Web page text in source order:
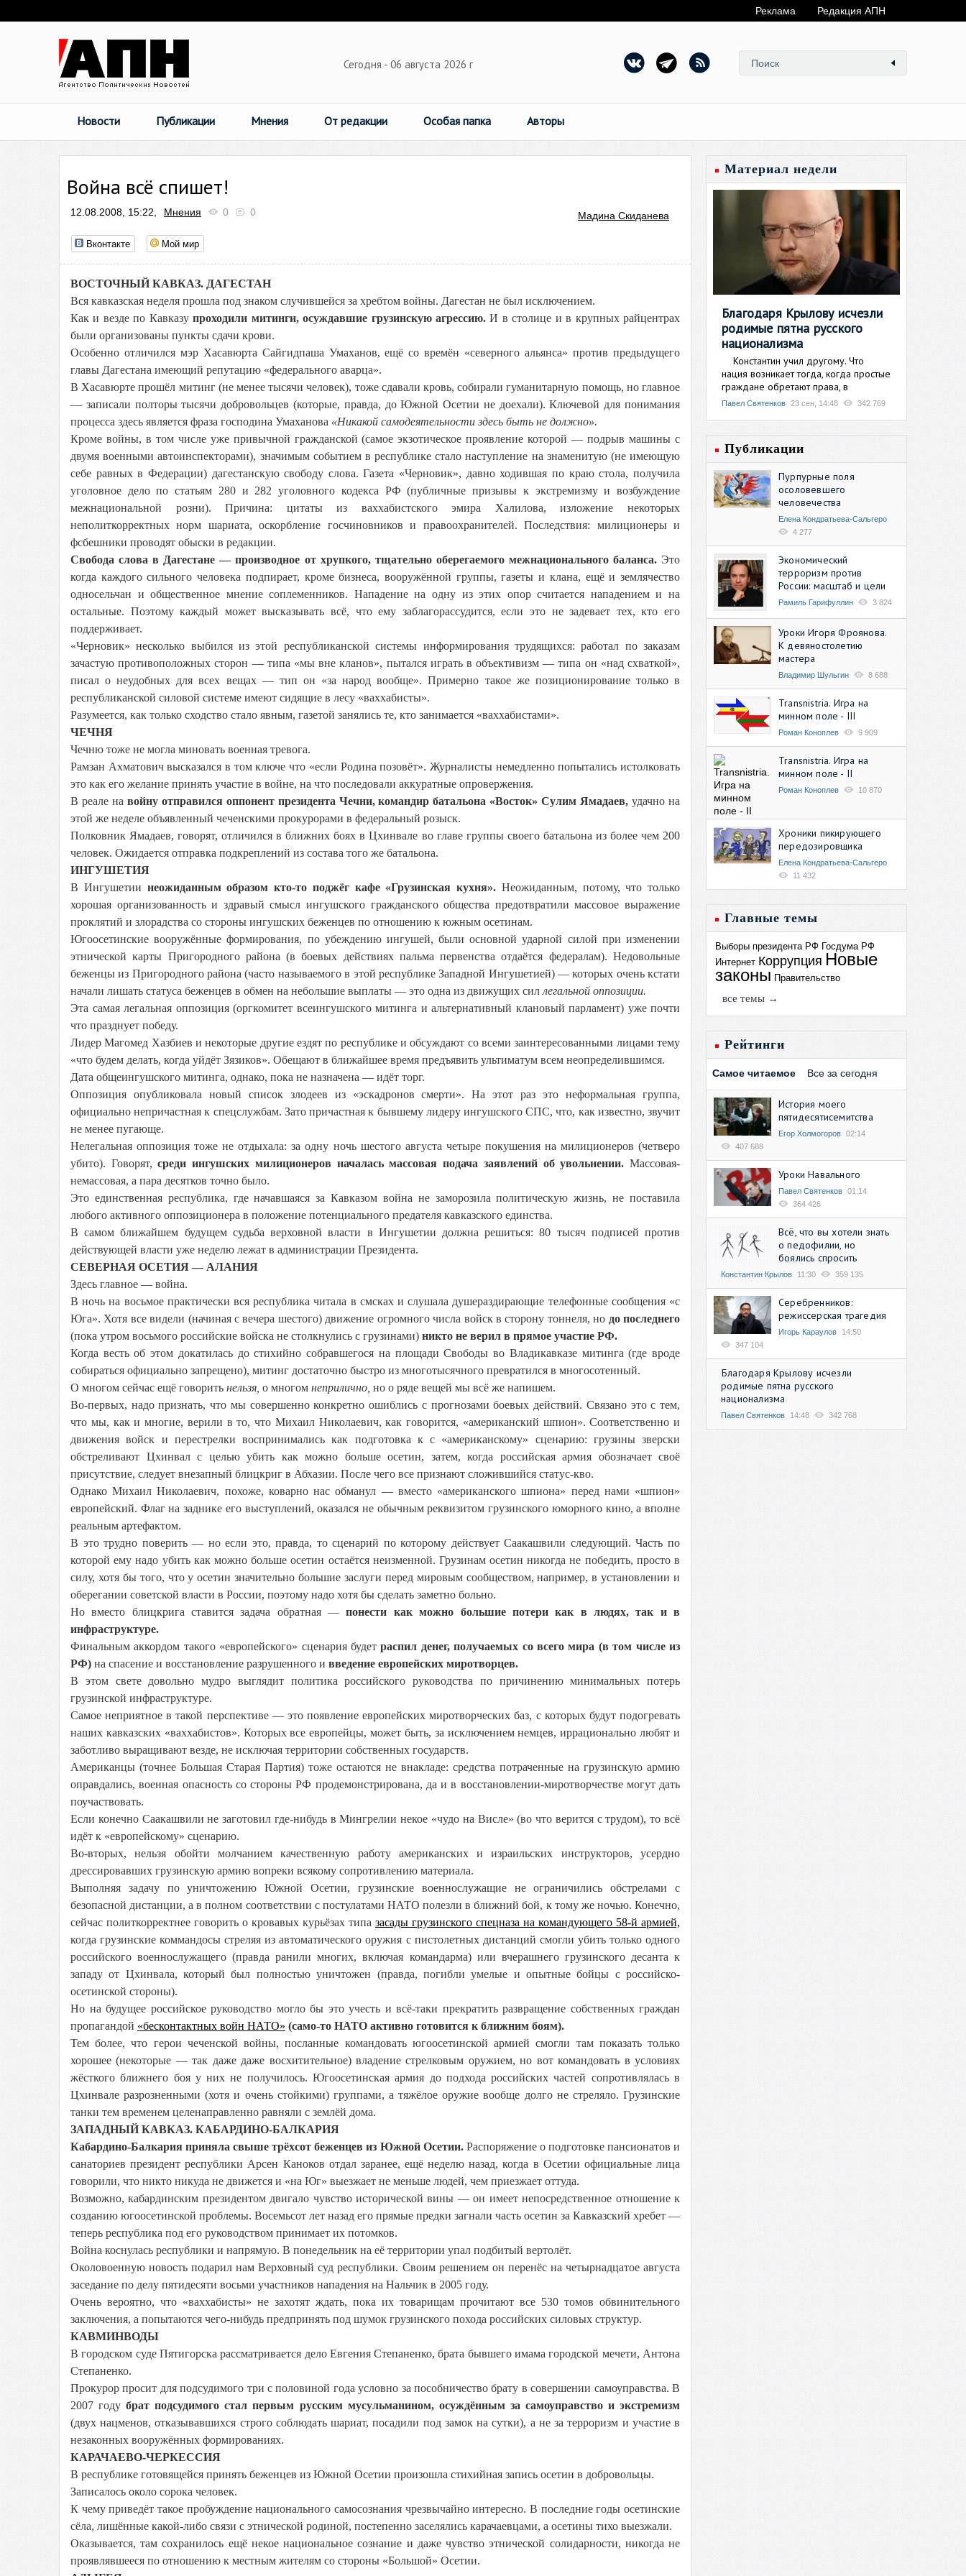
Реклама Редакция АПН
Сегодня - 06 августа 2026 г
Новости Публикации Мнения От редакции Особая папка Авторы
Война всё спишет!
12.08.2008, 15:22, Мнения 0 0 Мадина Скиданева
Вконтакте Мой мир
ВОСТОЧНЫЙ КАВКАЗ. ДАГЕСТАН
Вся кавказская неделя прошла под знаком случившейся за хребтом войны. Дагестан не был исключением.
Как и везде по Кавказупроходили митинги, осуждавшие грузинскую агрессию.И в столице и в крупных райцентрах
были организованы пункты сдачи крови.
Особенно отличился мэр Хасавюрта Сайгидпаша Умаханов, ещё со времён «северного альянса» против предыдущего
главы Дагестана имеющий репутацию «федерального аварца».
В Хасавюрте прошёл митинг (не менее тысячи человек), тоже сдавали кровь, собирали гуманитарную помощь, но главное
— записали полторы тысячи добровольцев (которые, правда, до Южной Осетии не доехали). Ключевой для понимания
процесса здесь является фраза господина Умаханова «Никакой самодеятельности здесь быть не должно».
Кроме войны, в том числе уже привычной гражданской (самое экзотическое проявление которой — подрыв машины с
двумя военными автоинспекторами), значимым событием в республике стало наступление на знаменитую (не имеющую
себе равных в Федерации) дагестанскую свободу слова. Газета «Черновик», давно ходившая по краю стола, получила
уголовное дело по статьям 280 и 282 уголовного кодекса РФ (публичные призывы к экстремизму и возбуждение
межнациональной розни). Причина: цитаты из ваххабистского эмира Халилова, изложение некоторых
неполиткорректных норм шариата, оскорбление госчиновников и правоохранителей. Последствия: милиционеры и
фсбешники проводят обыски в редакции.
Свобода слова в Дагестане — производное от хрупкого, тщательно оберегаемого межнационального баланса.Это
когда каждого сильного человека подпирает, кроме бизнеса, вооружённой группы, газеты и клана, ещё и землячество
односельчан и общественное мнение соплеменников. Нападение на одну из этих опор считается нападением и на
остальные. Поэтому каждый может высказывать всё, что ему заблагорассудится, если это не задевает тех, кто его
поддерживает.
«Черновик» несколько выбился из этой республиканской системы информирования трудящихся: работал по заказам
зачастую противоположных сторон — типа «мы вне кланов», пытался играть в объективизм — типа он «над схваткой»,
писал о неудобных для всех вещах — тип он «за народ вообще». Примерно такое же позиционирование только в
республиканской силовой системе имеют сидящие в лесу «ваххабисты».
Разумеется, как только сходство стало явным, газетой занялись те, кто занимается «ваххабистами».
ЧЕЧНЯ
Чечню тоже не могла миновать военная тревога.
Рамзан Ахматович высказался в том ключе что «если Родина позовёт». Журналисты немедленно попытались истолковать
это как его желание принять участие в войне, на что последовали аккуратные опровержения.
В реале на войну отправился оппонент президента Чечни, командир батальона «Восток» Сулим Ямадаев, удачно на
этой же неделе объявленный чеченскими прокурорами в федеральный розыск.
Полковник Ямадаев, говорят, отличился в ближних боях в Цхинвале во главе группы своего батальона из более чем 200
человек. Ожидается отправка подкреплений из состава того же батальона.
ИНГУШЕТИЯ
В Ингушетии неожиданным образом кто-то поджёг кафе «Грузинская кухня». Неожиданным, потому, что только
хорошая организованность и здравый смысл ингушского гражданского общества предотвратили массовое выражение
проклятий и злорадства со стороны ингушских беженцев по отношению к южным осетинам.
Югоосетинские вооружённые формирования, по убеждению ингушей, были основной ударной силой при изменении
этнической карты Пригородного района (в боевых действиях пальма первенства отдаётся федералам). Недовольные
беженцы из Пригородного района (часто называемого в этой республике Западной Ингушетией) — которых очень кстати
начали лишать статуса беженцев в обмен на небольшие выплаты — это одна из движущих сил легальной оппозиции.
Эта самая легальная оппозиция (оргкомитет всеингушского митинга и альтернативный клановый парламент) уже почти
что празднует победу.
Лидер Магомед Хазбиев и некоторые другие ездят по республике и обсуждают со всеми заинтересованными лицами тему
«что будем делать, когда уйдёт Зязиков». Обещают в ближайшее время предъявить ультиматум всем неопределившимся.
Дата общеингушского митинга, однако, пока не назначена — идёт торг.
Оппозиция опубликовала новый список злодеев из «эскадронов смерти». На этот раз это неформальная группа,
официально непричастная к спецслужбам. Зато причастная к бывшему лидеру ингушского СПС, что, как известно, звучит
не менее пугающе.
Нелегальная оппозиция тоже не отдыхала: за одну ночь шестого августа четыре покушения на милиционеров (четверо
убито). Говорят,среди ингушских милиционеров началась массовая подача заявлений об увольнении.Массовая-
немассовая, а пара десятков точно было.
Это единственная республика, где начавшаяся за Кавказом война не заморозила политическую жизнь, не поставила
любого активного оппозиционера в положение потенциального предателя кавказского единства.
В самом ближайшем будущем судьба верховной власти в Ингушетии должна решиться: 80 тысяч подписей против
действующей власти уже неделю лежат в администрации Президента.
СЕВЕРНАЯ ОСЕТИЯ — АЛАНИЯ
Здесь главное — война.
В ночь на восьмое практически вся республика читала в смсках и слушала душераздирающие телефонные сообщения «с
Юга». Хотя все видели (начиная с вечера шестого) движение огромного числа войск в сторону тоннеля, но до последнего
(пока утром восьмого российские войска не столкнулись с грузинами) никто не верил в прямое участие РФ.
Когда весть об этом докатилась до стихийно собравшегося на площади Свободы во Владикавказе митинга (где вроде
собираться официально запрещено), митинг достаточно быстро из многотысячного превратился в многосотенный.
О многом сейчас ещё говорить нельзя, о многом неприлично, но о ряде вещей мы всё же напишем.
Во-первых, надо признать, что мы совершенно конкретно ошиблись с прогнозами боевых действий. Связано это с тем,
что мы, как и многие, верили в то, что Михаил Николаевич, как говорится, «американский шпион». Соответственно и
движения войск и перестрелки воспринимались как подготовка к с «американскому» сценарию: грузины зверски
обстреливают Цхинвал с целью убить как можно больше осетин, затем, когда российская армия обозначает своё
присутствие, следует внезапный блицкриг в Абхазии. После чего все признают сложившийся статус-кво.
Однако Михаил Николаевич, похоже, коварно нас обманул — вместо «американского шпиона» перед нами «шпион»
европейский. Флаг на заднике его выступлений, оказался не обычным реквизитом грузинского юморного кино, а вполне
реальным артефактом.
В это трудно поверить — но если это, правда, то сценарий по которому действует Саакашвили следующий. Часть по
которой ему надо убить как можно больше осетин остаётся неизменной. Грузинам осетин никогда не победить, просто в
силу, хотя бы того, что у осетин значительно большие заслуги перед мировым сообществом, например, в установлении и
оберегании советской власти в России, поэтому надо хотя бы сделать заметно больно.
Но вместо блицкрига ставится задача обратная —понести как можно большие потери как в людях, так и в
инфраструктуре.
Финальным аккордом такого «европейского» сценария будетраспил денег, получаемых со всего мира (в том числе из
РФ) на спасение и восстановление разрушенного и введение европейских миротворцев.
В этом свете довольно мудро выглядит политика российского руководства по причинению минимальных потерь
грузинской инфраструктуре.
Самое неприятное в такой перспективе — это появление европейских миротворческих баз, с которых будут подогревать
наших кавказских «ваххабистов». Которых все европейцы, может быть, за исключением немцев, иррационально любят и
заботливо выращивают везде, не исключая территории собственных государств.
Американцы (точнее Большая Старая Партия) тоже остаются не внакладе: средства потраченные на грузинскую армию
оправдались, военная опасность со стороны РФ продемонстрирована, да и в восстановлении-миротворчестве могут дать
поучаствовать.
Если конечно Саакашвили не заготовил где-нибудь в Мингрелии некое «чудо на Висле» (во что верится с трудом), то всё
идёт к «европейскому» сценарию.
Во-вторых, нельзя обойти молчанием качественную работу американских и израильских инструкторов, усердно
дрессировавших грузинскую армию вопреки всякому сопротивлению материала.
Выполняя задачу по уничтожению Южной Осетии, грузинские военнослужащие не ограничились обстрелами с
безопасной дистанции, а в полном соответствии с постулатами НАТО полезли в ближний бой, к тому же ночью. Конечно,
сейчас политкорректнее говорить о кровавых курьёзах типа засады грузинского спецназа на командующего 58-й армией,
когда грузинские коммандосы стреляя из автоматического оружия с пистолетных дистанций смогли убить только одного
российского военнослужащего (правда ранили многих, включая командарма) или вчерашнего грузинского десанта к
западу от Цхинвала, который был полностью уничтожен (правда, погибли умелые и опытные бойцы с российско-
осетинской стороны).
Но на будущее российское руководство могло бы это учесть и всё-таки прекратить развращение собственных граждан
пропагандой «бесконтактных войн НАТО» (само-то НАТО активно готовится к ближним боям).
Тем более, что герои чеченской войны, посланные командовать югоосетинской армией смогли там показать только
хорошее (некоторые — так даже даже восхитительное) владение стрелковым оружием, но вот командовать в условиях
жёсткого ближнего боя у них не получилось. Югоосетинская армия до подхода российских частей сопротивлялась в
Цхинвале разрозненными (хотя и очень стойкими) группами, а тяжёлое оружие вообще долго не стреляло. Грузинские
танки тем временем целенаправленно равняли с землёй дома.
ЗАПАДНЫЙ КАВКАЗ. КАБАРДИНО-БАЛКАРИЯ
Кабардино-Балкария приняла свыше трёхсот беженцев из Южной Осетии.Распоряжение о подготовке пансионатов и
санаториев президент республики Арсен Каноков отдал заранее, ещё неделю назад, когда в Осетии официальные лица
говорили, что никто никуда не движется и «на Юг» выезжает не меньше людей, чем приезжает оттуда.
Возможно, кабардинским президентом двигало чувство исторической вины — он имеет непосредственное отношение к
созданию югоосетинской проблемы. Восемьсот лет назад его прямые предки загнали часть осетин за Кавказский хребет —
теперь республика под его руководством принимает их потомков.
Война коснулась республики и напрямую. В понедельник на её территории упал подбитый вертолёт.
Околовоенную новость подарил нам Верховный суд республики. Своим решением он перенёс на четырнадцатое августа
заседание по делу пятидесяти восьми участников нападения на Нальчик в 2005 году.
Очень вероятно, что «ваххабисты» не захотят ждать, пока их товарищам прочитают все 530 томов обвинительного
заключения, а попытаются чего-нибудь предпринять под шумок грузинского похода российских силовых структур.
КАВМИНВОДЫ
В городском суде Пятигорска рассматривается дело Евгения Степаненко, брата бывшего имама городской мечети, Антона
Степаненко.
Прокурор просит для подсудимого три с половиной года условно за пособничество брату в совершении самоуправства. В
2007 годубрат подсудимого стал первым русским мусульманином, осуждённым за самоуправство и экстремизм
(двух нацменов, отказывавшихся строго соблюдать шариат, посадили под замок на сутки), а не за терроризм и участие в
незаконных вооружённых формированиях.
КАРАЧАЕВО-ЧЕРКЕССИЯ
В республике готовящейся принять беженцев из Южной Осетии произошла стихийная запись осетин в добровольцы.
Записалось около сорока человек.
К чему приведёт такое пробуждение национального самосознания чрезвычайно интересно. В последние годы осетинские
сёла, лишённые какой-либо связи с этнической родиной, постепенно заселялись карачаевцами, а осетины тихо выезжали.
Оказывается, там сохранилось ещё некое национальное сознание и даже чувство этнической солидарности, никогда не
проявлявшееся по отношению к местным жителям со стороны «Большой» Осетии.
Материал недели
Благодаря Крылову исчезли
родимые пятна русского
национализма
Константин учил другому. Что
нация возникает тогда, когда простые
граждане обретают права, в
Павел Святенков 23 сен, 14:48 342 769
Публикации
Пурпурные поля
осоловевшего
человечества
Елена Кондратьева-Сальгеро
4 277
Экономический
терроризм против
России: масштаб и цели
Рамиль Гарифуллин 3 824
Уроки Игоря Фроянова.
К девяностолетию
мастера
Владимир Шульгин 8 688
Transnistria. Игра на
минном поле - III
Роман Коноплев 9 909
Transnistria. Игра на
минном поле - II
Роман Коноплев 10 870
Хроники пикирующего
передозировщика
Елена Кондратьева-Сальгеро
11 432
Главные темы
Выборы президента РФ Госдума РФ
Интернет Коррупция Новые
законы Правительство
все темы →
Рейтинги
Самое читаемое Все за сегодня
История моего
пятидесятисемитства
Егор Холмогоров 02:14
407 688
Уроки Навального
Павел Святенков 01:14
364 426
Всё, что вы хотели знать
о педофилии, но
боялись спросить
Константин Крылов 11:30 359 135
Серебренников:
режиссерская трагедия
Игорь Караулов
14:50
347 104
Благодаря Крылову исчезли
родимые пятна русского
национализма
Павел Святенков 14:48 342 768